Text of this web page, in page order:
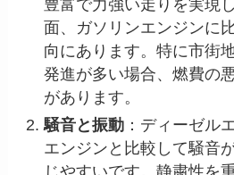
豊富で力強い走りを実現
面、ガソリンエンジンに
向にあります。特に市街
発進が多い場合、燃費の
があります。
騒音と振動 ：ディーゼル
エンジンと比較して騒音
じやすいです。静粛性を